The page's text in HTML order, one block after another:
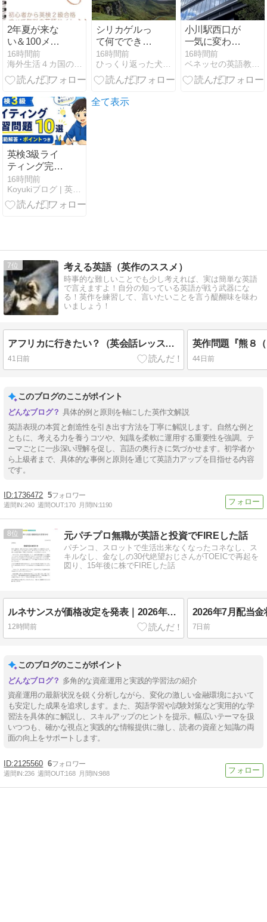
2年夏が来な
い＆100メー
トル先は違う
時間はなぜで
しょう？ |
summer come
for two years,
and why is the
time different
100 meters
away?
16時間前
海外生活４カ国の楽しく危険な経験を紹介します！
シリカゲルっ
て何でできて
ますか？
16時間前
ひっくり返った犬小屋に逃げろ
小川駅西口が
一気に変わり
ました！小川
パレットは
2026年11月1
16時間前
ベネッセの英語教室 BEstudio 小川西町4丁目教室
英検3級ライ
ティング完全
攻略｜採点基
準・テンプレ
ート・練習問
16時間前
Koyukiブログ | 英語の自然な表現とノマド暮らし
全て表示
7 考える英語（英作のススメ）
時事的な難しいことでも少し考えれば、実は簡単な英語
で言えますよ！自分の知っている英語が戦う武器にな
る！英作を練習して、言いたいことを言う醍醐味を味わ
いましょう！
アフリカに行きたい？（英会話レッスンより）
41日前 44日前
このブログのここがポイント
具体的例と原則を軸にした英作文解説
英語表現の本質と創造性を引き出す方法を丁寧に解説します。自然な例と
ともに、考える力を養うコツや、知識を柔軟に運用する重要性を強調。テ
ーマごとに一歩深い理解を促し、言語の奥行きに気づかせます。初学者か
ら上級者まで、具体的な事例と原則を通じて英語力アップを目指せる内容
です。
1736472 5
週間IN:240 週間OUT:170 月間IN:1190
8 元パチプロ無職が英語と投資でFIREした話
パチンコ、スロットで生活出来なくなったコネなし、ス
キルなし、金なしの30代絶望おじさんがTOEICで再起を
図り、15年後に株でFIREした話
ルネサンスが価格改定を発表｜2026年10月からの月会費値上げまとめ
12時間前
2026年7月配当
7日前
このブログのここがポイント
多角的な資産運用と実践的学習法の紹介
資産運用の最新状況を鋭く分析しながら、変化の激しい金融環境において
も安定した成果を追求します。また、英語学習や試験対策など実用的な学
習法を具体的に解説し、スキルアップのヒントを提示。幅広いテーマを扱
いつつも、確かな視点と実践的な情報提供に徹し、読者の資産と知識の両
面の向上をサポートします。
2125560 6
週間IN:236 週間OUT:168 月間IN:988